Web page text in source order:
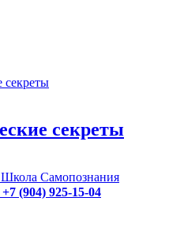
секреты
секреты
Самопознания
(904) 925-15-04